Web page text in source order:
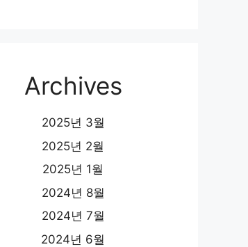
Archives
2025년 3월
2025년 2월
2025년 1월
2024년 8월
2024년 7월
2024년 6월